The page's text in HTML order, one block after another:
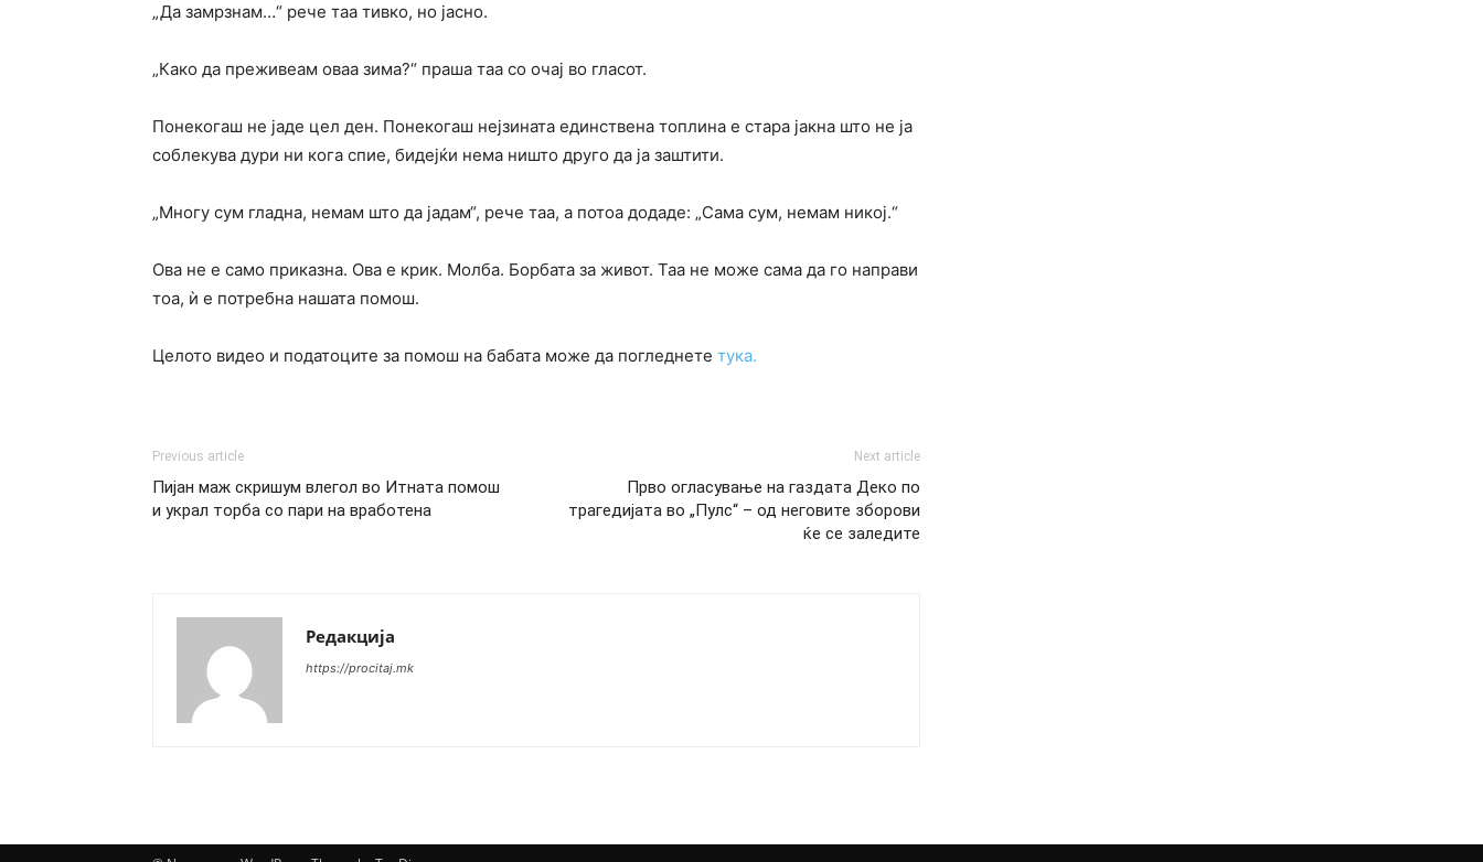
„Да замрзнам…“ рече таа тивко, но јасно.
„Како да преживеам оваа зима?“ праша таа со очај во гласот.
Понекогаш не јаде цел ден. Понекогаш нејзината единствена топлина е стара јакна што не ја
соблекува дури ни кога спие, бидејќи нема ништо друго да ја заштити.
„Многу сум гладна, немам што да јадам“, рече таа, а потоа додаде: „Сама сум, немам никој.“
Ова не е само приказна. Ова е крик. Молба. Борбата за живот. Таа не може сама да го направи
тоа, ѝ е потребна нашата помош.
Целото видео и податоците за помош на бабата може да погледнете тука.
Previous article
Пијан маж скришум влегол во Итната помош
и украл торба со пари на вработена
Next article
Прво огласување на газдата Деко по
трагедијата во „Пулс“ – од неговите зборови
ќе се заледите
Редакција
https://procitaj.mk